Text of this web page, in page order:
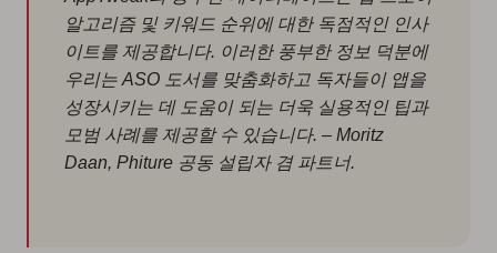
알고리즘 및 키워드 순위에 대한 독점적인 인사
이트를 제공합니다. 이러한 풍부한 정보 덕분에
우리는 ASO 도서를 맞춤화하고 독자들이 앱을
성장시키는 데 도움이 되는 더욱 실용적인 팁과
모범 사례를 제공할 수 있습니다. – Moritz
Daan, Phiture 공동 설립자 겸 파트너.